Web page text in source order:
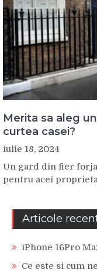
Merita sa aleg
curtea casei?
iulie 18, 2024
Un gard din fier
pentru acei
Articole
iPhone 16Pro
Ce este si cum